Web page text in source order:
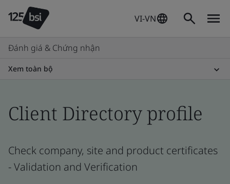
VI-VN
Đánh giá & Chứng nhận
Xem toàn bộ
Client Directory profile
Check company, site and product certificates
- Validation and Verification